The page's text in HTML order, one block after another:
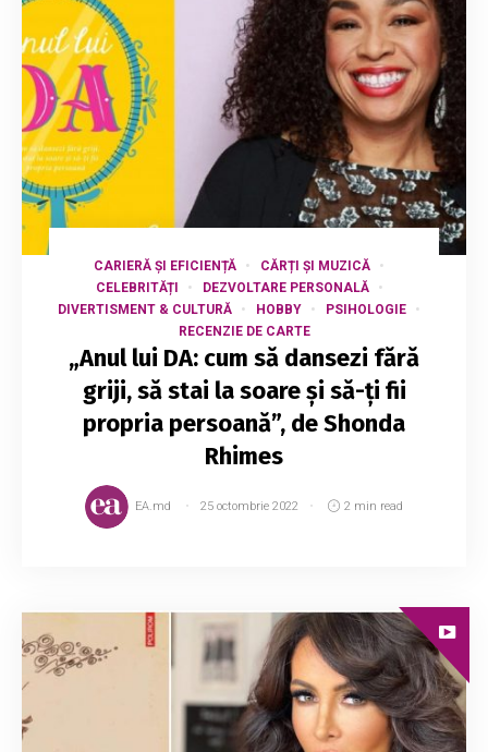
CARIERĂ ȘI EFICIENȚĂ
CĂRȚI ȘI MUZICĂ
CELEBRITĂȚI
DEZVOLTARE PERSONALĂ
DIVERTISMENT & CULTURĂ
HOBBY
PSIHOLOGIE
RECENZIE DE CARTE
„Anul lui DA: cum să dansezi fără
griji, să stai la soare și să-ți fii
propria persoană”, de Shonda
Rhimes
EA.md 25 octombrie 2022 2 min read